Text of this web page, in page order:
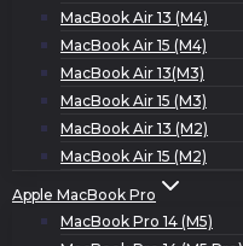
MacBook Air 13 (M4)
MacBook Air 15 (M4)
MacBook Air 13(M3)
MacBook Air 15 (M3)
MacBook Air 13 (M2)
MacBook Air 15 (M2)
Apple MacBook Pro
MacBook Pro 14 (M5)